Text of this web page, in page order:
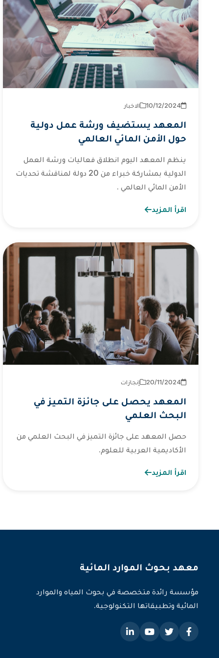
2024‏/12‏/10 الاخبار
المعهد يستضيف ورشة عمل دولية
حول الأمن المائي العالمي
ينظم المعهد اليوم انطلاق فعاليات ورشة العمل
الدولية بمشاركة خبراء من 20 دولة لمناقشة تحديات
الأمن المائي العالمي .
اقرأ المزيد
2024‏/11‏/20 إنجازات
المعهد يحصل على جائزة التميز في
البحث العلمي
حصل المعهد على جائزة التميز في البحث العلمي من
الأكاديمية العربية للعلوم.
اقرأ المزيد
معهد بحوث الموارد المائية
مؤسسة رائدة متخصصة في بحوث المياه والموارد
المائية وتطبيقاتها التكنولوجية.